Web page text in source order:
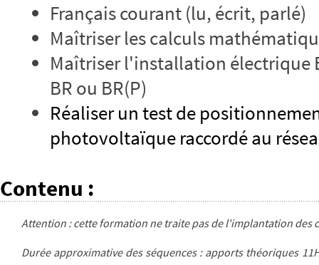
Français courant (lu, écrit, parlé)
Maîtriser les calculs
Maîtriser l'installation électrique
BR ou BR(P)
Réaliser un test de
photovoltaïque raccordé au
Contenu :
Attention : cette formation ne traite pas de l'implantation des
Durée approximative des séquences : apports théoriques